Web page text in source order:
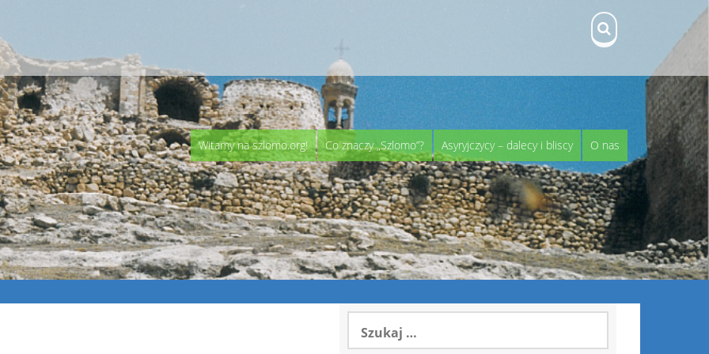
Witamy na szlomo.org! Co znaczy „Szlomo”? Asyryjczycy – dalecy i bliscy O nas
Szukaj: